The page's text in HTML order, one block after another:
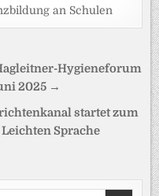
an Schulen
Hygieneforum
2025 →
startet zum
Sprache